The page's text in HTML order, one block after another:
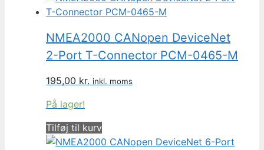
0467-
NMEA2000 CANopen DeviceNet
2-Port T-Connector PCM-0465-M
195,00 kr. inkl. moms
På lager!
Tilføj til kurv